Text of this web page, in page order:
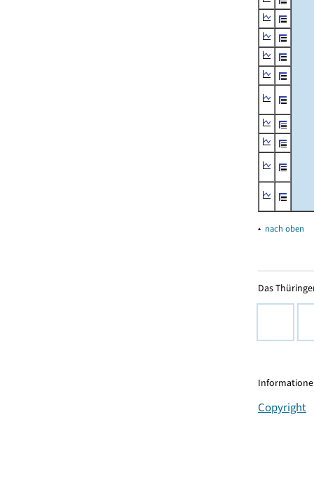
▴ nach oben
Das
Copyright